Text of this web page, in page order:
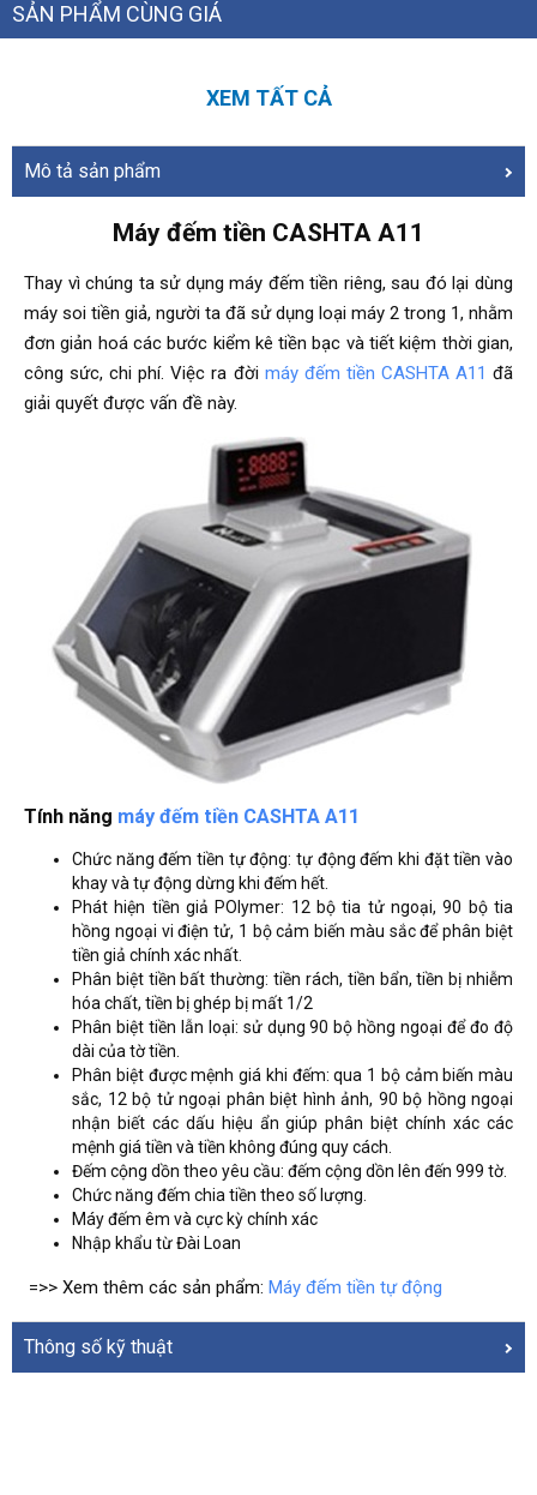
SẢN PHẨM CÙNG GIÁ
XEM TẤT CẢ
Mô tả sản phẩm
Máy đếm tiền CASHTA A11
Thay vì chúng ta sử dụng máy đếm tiền riêng, sau đó lại dùng
máy soi tiền giả, người ta đã sử dụng loại máy 2 trong 1, nhằm
đơn giản hoá các bước kiểm kê tiền bạc và tiết kiệm thời gian,
công sức, chi phí. Việc ra đời máy đếm tiền CASHTA A11 đã
giải quyết được vấn đề này.
Tính năng máy đếm tiền CASHTA A11
Chức năng đếm tiền tự động: tự động đếm khi đặt tiền vào
khay và tự động dừng khi đếm hết.
Phát hiện tiền giả POlymer: 12 bộ tia tử ngoại, 90 bộ tia
hồng ngoại vi điện tử, 1 bộ cảm biến màu sắc để phân biệt
tiền giả chính xác nhất.
Phân biệt tiền bất thường: tiền rách, tiền bẩn, tiền bị nhiễm
hóa chất, tiền bị ghép bị mất 1/2
Phân biệt tiền lẫn loại: sử dụng 90 bộ hồng ngoại để đo độ
dài của tờ tiền.
Phân biệt được mệnh giá khi đếm: qua 1 bộ cảm biến màu
sắc, 12 bộ tử ngoại phân biệt hình ảnh, 90 bộ hồng ngoại
nhận biết các dấu hiệu ẩn giúp phân biệt chính xác các
mệnh giá tiền và tiền không đúng quy cách.
Đếm cộng dồn theo yêu cầu: đếm cộng dồn lên đến 999 tờ.
Chức năng đếm chia tiền theo số lượng.
Máy đếm êm và cực kỳ chính xác
Nhập khẩu từ Đài Loan
=>> Xem thêm các sản phẩm: Máy đếm tiền tự động
Thông số kỹ thuật